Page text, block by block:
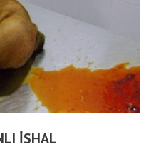
İSHAL